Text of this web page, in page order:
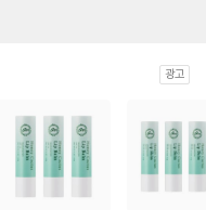
광고